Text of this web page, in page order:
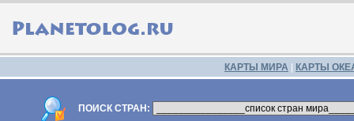
КАРТЫ МИРА КАРТЫ
ПОИСК СТРАН: